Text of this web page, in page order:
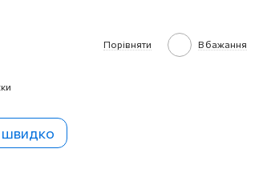
Порівняти В бажання
швидко